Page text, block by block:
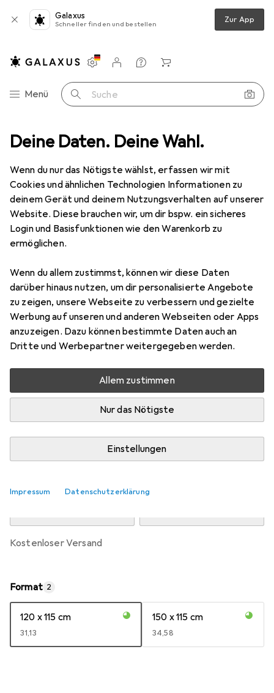
Deine Daten. Deine Wahl.
Wenn du nur das Nötigste wählst, erfassen wir mit
Cookies und ähnlichen Technologien Informationen zu
deinem Gerät und deinem Nutzungsverhalten auf unserer
Website. Diese brauchen wir, um dir bspw. ein sicheres
Login und Basisfunktionen wie den Warenkorb zu
ermöglichen.
Wenn du allem zustimmst, können wir diese Daten
darüber hinaus nutzen, um dir personalisierte Angebote
zu zeigen, unsere Webseite zu verbessern und gezielte
Werbung auf unseren und anderen Webseiten oder Apps
anzuzeigen. Dazu können bestimmte Daten auch an
Dritte und Werbepartner weitergegeben werden.
Allem zustimmen
Nur das Nötigste
Einstellungen
Impressum Datenschutzerklärung
Galaxus
Schneller finden und bestellen Zur App
Navigation nach Kategorien
Menü Suche
Einstellungen
Kundenkonto
Vergleichslisten
Merklisten
Warenkorb
Arbeitszimmer Bodenschutzmatte
6 Bilder
vidaXLHapenor
Preis in EUR inkl. MwSt.
EUR
31,13
6
Bewertungen Marke
Mehr von vidaXL
Zwischen Do, 13.8. und Mo, 17.8. geliefert
Mehr als 10 Stück an Lager beim Drittanbieter
Lieferort angeben für genaue Lieferzeit
FR
kostenloser Versand
Format 2
120 x 115 cm
EUR
31,13
150 x 115 cm
EUR
34,58